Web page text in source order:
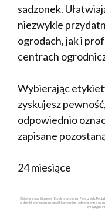
sadzonek.
niezwykle
ogrodach, jak i
centrach
Wybierając
zyskujesz
odpowiednio
zapisane
24 miesiące
Główne słowa kluczowe: Etykieta wtykana, FloraLabels, Pot
sadzonki, profesjonalne szkółki ogrodnicze, ochrona przed
precyzyjne